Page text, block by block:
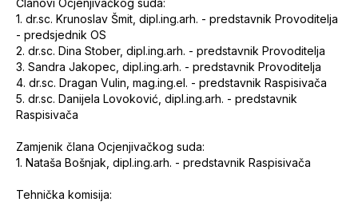
Članovi Ocjenjivačkog suda:
1. dr.sc. Krunoslav Šmit, dipl.ing.arh. - predstavnik Provoditelja
- predsjednik OS
2. dr.sc. Dina Stober, dipl.ing.arh. - predstavnik Provoditelja
3. Sandra Jakopec, dipl.ing.arh. - predstavnik Provoditelja
4. dr.sc. Dragan Vulin, mag.ing.el. - predstavnik Raspisivača
5. dr.sc. Danijela Lovoković, dipl.ing.arh. - predstavnik
Raspisivača
Zamjenik člana Ocjenjivačkog suda:
1. Nataša Bošnjak, dipl.ing.arh. - predstavnik Raspisivača
Tehnička komisija: